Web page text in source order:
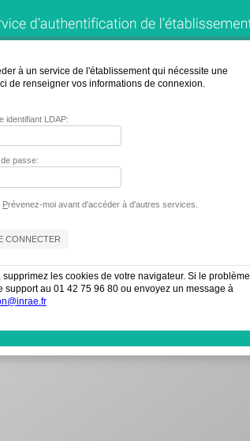
à un service de l'établissement qui nécessite une
de renseigner vos informations de connexion.
identifiant LDAP:
passe:
Prévenez-moi avant d'accéder à d'autres services.
supprimez les cookies de votre navigateur. Si le problème
support au 01 42 75 96 80 ou envoyez un message à